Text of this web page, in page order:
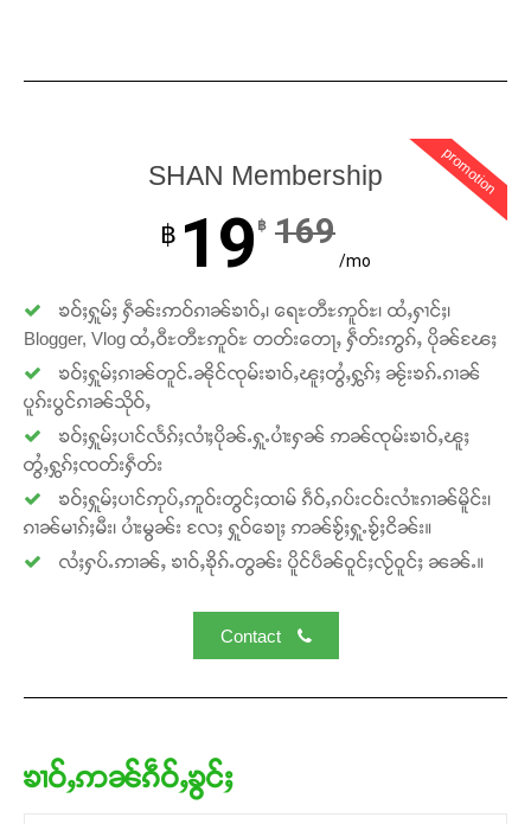
Support SHAN
တႃႇႁႂ်ႈသဵင်ၵၢင်ၸႂ်ၵူၼ်းမိူင်း ၵူႈတီႈၵူႈလႅၼ်ပေႃးတေၸွ
တ်ႇ တူဝ်ႈလုမ်ႈၾႃႉၼၼ်ႉ ၶဝ်ႈႁူမ်ႈၵမ်ႉထႅမ် ၸုမ်းၶၢ
ဝ်ႇၽူႈတွႆႇႁွၵ်ႈ လႆႈယူႇၶႃႈဢေႃႈ။
Donate Now
promotion
SHAN Membership
฿ 19 ฿ 169
/mo
ၶဝ်ႈႁူမ်ႈ ႁဵၼ်းဢဝ်ၵၢၼ်ၶၢဝ်ႇ၊ ရေႊတီႊဢူဝ်ႊ၊ ထႆႇႁၢင်ႈ၊
Blogger, Vlog ထႆႇဝီႊတီႊဢူဝ်ႊ တတ်းတေႃႇ ႁဵတ်းဢွၵ်ႇ ပိုၼ်ၽႄႈ
ၶဝ်ႈႁူမ်ႈၵၢၼ်တူင်ႉၼိုင်ၸုမ်းၶၢဝ်ႇၽူႈတွႆႇႁွၵ်ႈ ၼႂ်းၶၵ်ႉၵၢၼ်
ပူၵ်းပွင်ၵၢၼ်သိုဝ်ႇ
ၶဝ်ႈႁူမ်ႈပၢင်လႅၵ်ႈလၢႆႈပိုၼ်ႉႁူႉပၢႆးႁၼ် ဢၼ်ၸုမ်းၶၢဝ်ႇၽူႈ
တွႆႇႁွၵ်ႈၸတ်းႁဵတ်း
ၶဝ်ႈႁူမ်ႈပၢင်ဢုပ်ႇဢူဝ်းတွင်ႈထၢမ် ၵဵဝ်ႇၵပ်းငဝ်းလၢႆးၵၢၼ်မိူင်း၊
ၵၢၼ်မၢၵ်ႈမီး၊ ပၢႆးမွၼ်း လႄႈ ႁူဝ်ၶေႃႈ ဢၼ်ၶႂ်ႈႁူႉၶႂ်ႈငိၼ်း။
လႆႈႁပ်ႉဢၢၼ်ႇ ၶၢဝ်ႇၶိုၵ်ႉတွၼ်း ပိူင်ပဵၼ်ဝူင်ႈလႂ်ဝူင်ႈ ၼၼ်ႉ။
Contact
ၶၢဝ်ႇဢၼ်ၵဵဝ်ႇၶွင်ႈ